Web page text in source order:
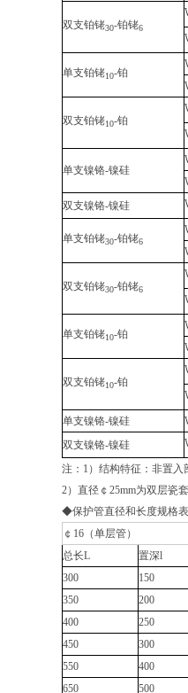
双支铂铑30-铂铑6
单支铂铑10-铂
双支铂铑10-铂
单支镍铬-镍硅
双支镍铬-镍硅
单支铂铑30-铂铑6
双支铂铑30-铂铑6
单支铂铑10-铂
双支铂铑10-铂
单支镍铬-镍硅
双支镍铬-镍硅
注：1）结构特征：非置入
2）直径￠25mm为双层瓷
◆保护管直径和长度规格表
￠16（单层管）
总长L
置深l
300
150
350
200
400
250
450
300
550
400
650
500